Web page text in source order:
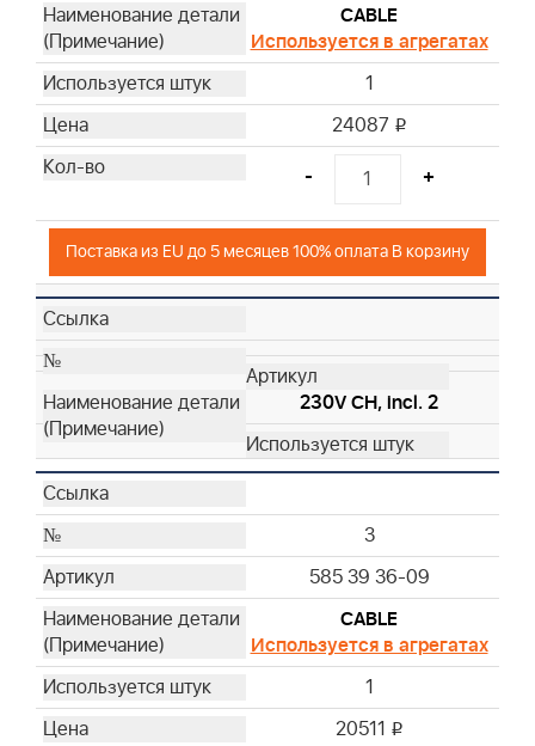
CABLE
Используется в агрегатах
1
24087 i
- +
Поставка из EU до 5 месяцев 100% оплата В корзину
230V CH, incl. 2
3
585 39 36-09
CABLE
Используется в агрегатах
1
20511 i